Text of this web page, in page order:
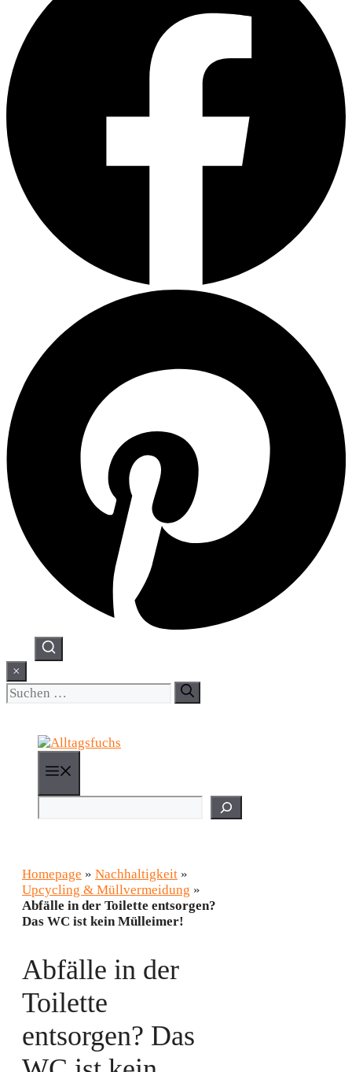
×
Suchen
nach:
Suchen
Homepage » Nachhaltigkeit »
Upcycling & Müllvermeidung »
Abfälle in der Toilette entsorgen?
Das WC ist kein Mülleimer!
Abfälle in der
Toilette
entsorgen? Das